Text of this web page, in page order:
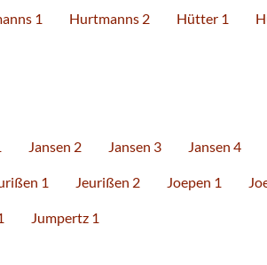
1 Hurtmanns 2 Hütter 1
Jansen 2 Jansen 3 Jansen 4
1 Jeurißen 2 Joepen 1
Jumpertz 1